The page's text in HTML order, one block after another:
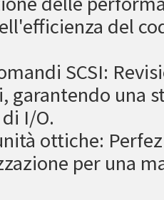
del
SCSI:
garantendo una
I/O.
ottiche:
per una